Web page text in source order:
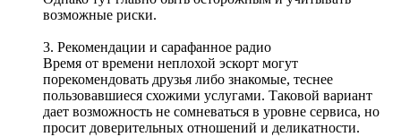
возможные риски.
3. Рекомендации и сарафанное радио
Время от времени неплохой эскорт могут
порекомендовать друзья либо знакомые, теснее
пользовавшиеся схожими услугами. Таковой вариант
дает возможность не сомневаться в уровне сервиса, но
просит доверительных отношений и деликатности.